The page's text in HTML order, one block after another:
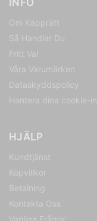
INFO
Om Käpprätt
Så Handlar Du
Fritt Val
Våra Varumärken
Dataskyddspolicy
Hantera dina cookie-
HJÄLP
Kundtjänst
Köpvillkor
Betalning
Kontakta Oss